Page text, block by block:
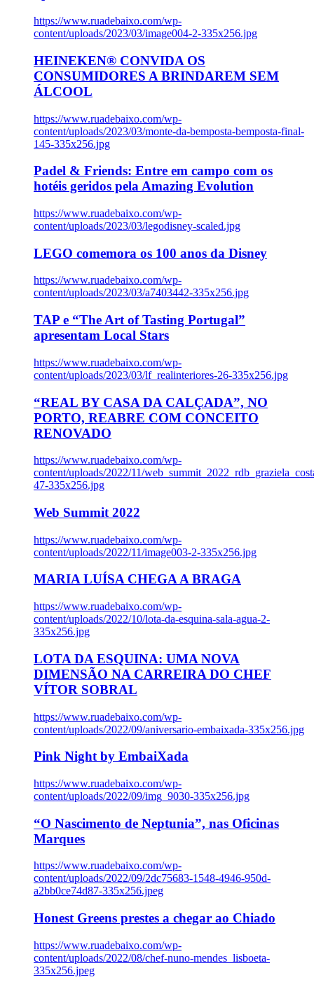
https://www.ruadebaixo.com/wp-
content/uploads/2023/03/image004-2-335x256.jpg
HEINEKEN® CONVIDA OS
CONSUMIDORES A BRINDAREM SEM
ÁLCOOL
https://www.ruadebaixo.com/wp-
content/uploads/2023/03/monte-da-bemposta-bemposta-final-
145-335x256.jpg
Padel & Friends: Entre em campo com os
hotéis geridos pela Amazing Evolution
https://www.ruadebaixo.com/wp-
content/uploads/2023/03/legodisney-scaled.jpg
LEGO comemora os 100 anos da Disney
https://www.ruadebaixo.com/wp-
content/uploads/2023/03/a7403442-335x256.jpg
TAP e “The Art of Tasting Portugal”
apresentam Local Stars
https://www.ruadebaixo.com/wp-
content/uploads/2023/03/lf_realinteriores-26-335x256.jpg
“REAL BY CASA DA CALÇADA”, NO
PORTO, REABRE COM CONCEITO
RENOVADO
https://www.ruadebaixo.com/wp-
content/uploads/2022/11/
47-335x256.jpg
Web Summit 2022
https://www.ruadebaixo.com/wp-
content/uploads/2022/11/image003-2-335x256.jpg
MARIA LUÍSA CHEGA A BRAGA
https://www.ruadebaixo.com/wp-
content/uploads/2022/10/lota-da-esquina-sala-agua-2-
335x256.jpg
LOTA DA ESQUINA: UMA NOVA
DIMENSÃO NA CARREIRA DO CHEF
VÍTOR SOBRAL
https://www.ruadebaixo.com/wp-
content/uploads/2022/09/aniversario-embaixada-335x256.jpg
Pink Night by EmbaiXada
https://www.ruadebaixo.com/wp-
content/uploads/2022/09/img_9030-335x256.jpg
“O Nascimento de Neptunia”, nas Oficinas
Marques
https://www.ruadebaixo.com/wp-
content/uploads/2022/09/2dc75683-1548-4946-950d-
a2bb0ce74d87-335x256.jpeg
Honest Greens prestes a chegar ao Chiado
https://www.ruadebaixo.com/wp-
content/uploads/2022/08/chef-nuno-mendes_lisboeta-
335x256.jpeg